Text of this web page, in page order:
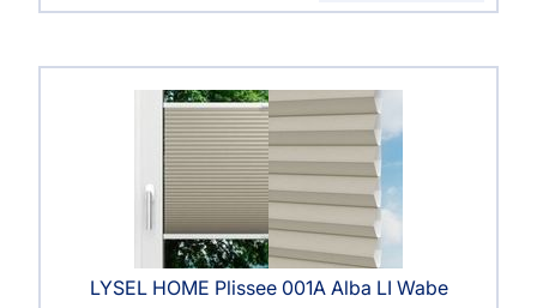
LYSEL HOME Plissee 001A Alba LI Wabe